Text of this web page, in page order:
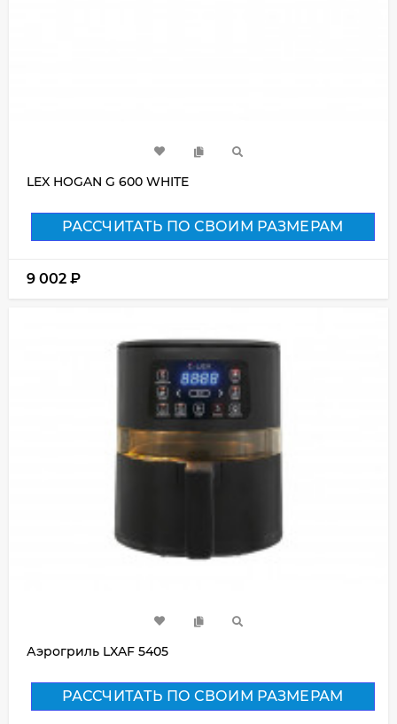
LEX HOGAN G 600 WHITE
РАССЧИТАТЬ ПО СВОИМ РАЗМЕРАМ
9 002 ₽
Аэрогриль LXAF 5405
РАССЧИТАТЬ ПО СВОИМ РАЗМЕРАМ